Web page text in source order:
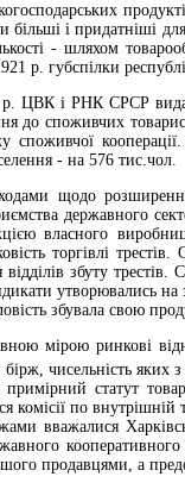
більші і придатніші
- шляхом
р. губспілки
ЦВК і РНК СРСР
до споживчих
споживчої
- на 576 тис.чол.
щодо
державного
власного
торгівлі
відділів збуту
утворювались на
збувала свою
мірою ринкові
чисельність
примірний статут
комісії по
вважалися
продавцями, а